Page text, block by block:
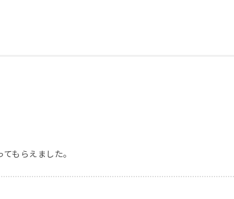
もらえました。